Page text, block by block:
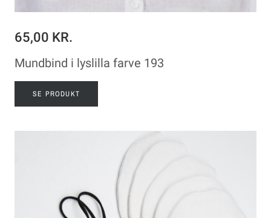
65,00 KR.
Mundbind i lyslilla farve 193
SE PRODUKT